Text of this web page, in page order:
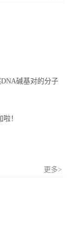
碱基对的分子
！
更多>